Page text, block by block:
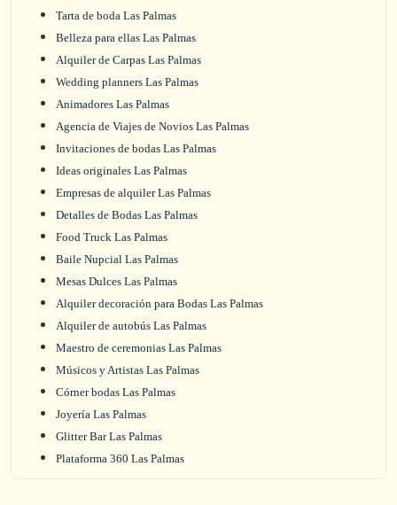
Tarta de boda Las Palmas
Belleza para ellas Las Palmas
Alquiler de Carpas Las Palmas
Wedding planners Las Palmas
Animadores Las Palmas
Agencia de Viajes de Novios Las Palmas
Invitaciones de bodas Las Palmas
Ideas originales Las Palmas
Empresas de alquiler Las Palmas
Detalles de Bodas Las Palmas
Food Truck Las Palmas
Baile Nupcial Las Palmas
Mesas Dulces Las Palmas
Alquiler decoración para Bodas Las Palmas
Alquiler de autobús Las Palmas
Maestro de ceremonias Las Palmas
Músicos y Artistas Las Palmas
Córner bodas Las Palmas
Joyería Las Palmas
Glitter Bar Las Palmas
Plataforma 360 Las Palmas